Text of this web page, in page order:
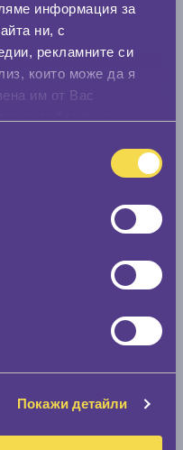
информация за
ни, с
рекламните си
които може да я
им от Вас
Покажи детайли
100